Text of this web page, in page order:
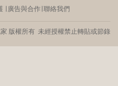
∣廣告與合作∣聯絡我們
版權所有 未經授權禁止轉貼或節錄